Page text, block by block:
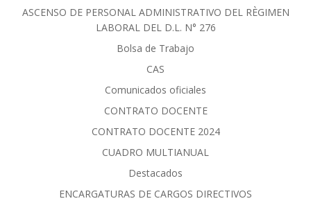
ASCENSO DE PERSONAL ADMINISTRATIVO DEL RÈGIMEN
LABORAL DEL D.L. N° 276
Bolsa de Trabajo
CAS
Comunicados oficiales
CONTRATO DOCENTE
CONTRATO DOCENTE 2024
CUADRO MULTIANUAL
Destacados
ENCARGATURAS DE CARGOS DIRECTIVOS